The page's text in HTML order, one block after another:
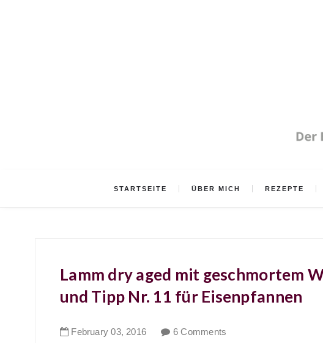
STARTSEITE ÜBER MICH REZEPTE
Lamm dry aged mit geschmortem
und Tipp Nr. 11 für Eisenpfannen
February 03, 2016 6 Comments